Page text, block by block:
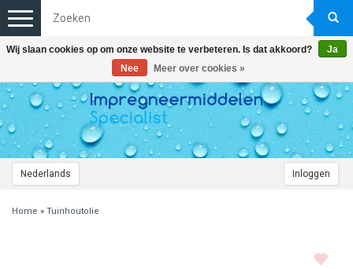
Nederlands Inloggen
Toggle
navigation
Home » Tuinhoutolie
Wij slaan cookies op om onze website te verbeteren. Is dat akkoord?
Ja
Nee
Meer over cookies »